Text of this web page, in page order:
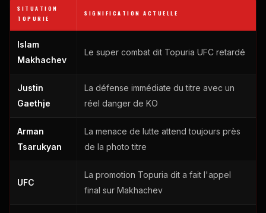
SITUATION
TOPURIE
SIGNIFICATION ACTUELLE
Islam
Makhachev
Le super combat dit Topuria UFC retardé
Justin
Gaethje
La défense immédiate du titre avec un
réel danger de KO
Arman
Tsarukyan
La menace de lutte attend toujours près
de la photo titre
UFC
La promotion Topuria dit a fait l'appel
final sur Makhachev